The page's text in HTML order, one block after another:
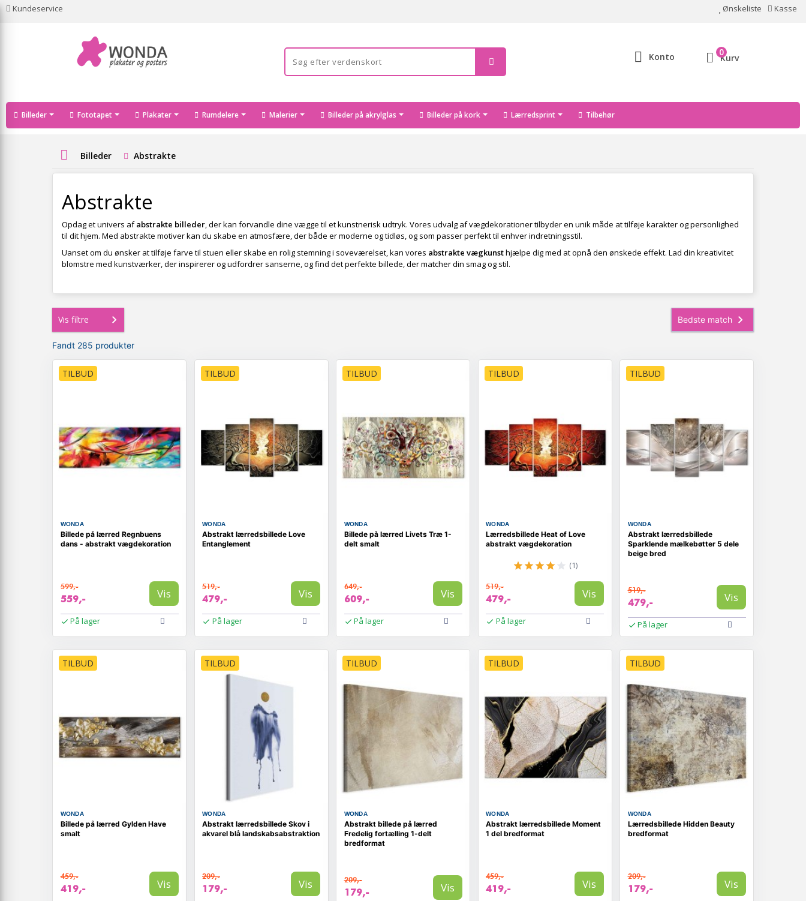
Kundeservice Ønskeliste Kasse
Konto Kurv
0
Billeder Fototapet Plakater Rumdelere Malerier Billeder på akrylglas Billeder på kork Lærredsprint Tilbehør
Billeder Abstrakte
Abstrakte
Opdag et univers afabstrakte billeder, der kan forvandle dine vægge til et kunstnerisk udtryk. Vores udvalg af vægdekorationer tilbyder en unik måde at tilføje karakter og personlighed
til dit hjem. Med abstrakte motiver kan du skabe en atmosfære, der både er moderne og tidløs, og som passer perfekt til enhver indretningsstil.
Uanset om du ønsker at tilføje farve til stuen eller skabe en rolig stemning i soveværelset, kan vores abstrakte vægkunsthjælpe dig med at opnå den ønskede effekt. Lad din kreativitet
blomstre med kunstværker, der inspirerer og udfordrer sanserne, og find det perfekte billede, der matcher din smag og stil.
Vis filtre
Fandt 285 produkter
TILBUD
WONDA
Billede på lærred Regnbuens
dans - abstrakt vægdekoration
599,-
559,- Vis
På lager
TILBUD
WONDA
Abstrakt lærredsbillede Love
Entanglement
519,-
479,- Vis
På lager
TILBUD
WONDA
Billede på lærred Livets Træ 1-
delt smalt
649,-
609,- Vis
På lager
TILBUD
WONDA
Lærredsbillede Heat of Love
abstrakt vægdekoration
(1)
519,-
479,- Vis
På lager
TILBUD
WONDA
Abstrakt lærredsbillede
Sparklende mælkebøtter 5 dele
beige bred
519,-
479,- Vis
På lager
TILBUD
WONDA
Billede på lærred Gylden Have
smalt
459,-
419,- Vis
TILBUD
WONDA
Abstrakt lærredsbillede Skov i
akvarel blå landskabsabstraktion
209,-
179,- Vis
TILBUD
WONDA
Abstrakt billede på lærred
Fredelig fortælling 1-delt
bredformat
209,-
179,- Vis
TILBUD
WONDA
Abstrakt lærredsbillede Moment
1 del bredformat
459,-
419,- Vis
TILBUD
WONDA
Lærredsbillede Hidden Beauty
bredformat
209,-
179,- Vis